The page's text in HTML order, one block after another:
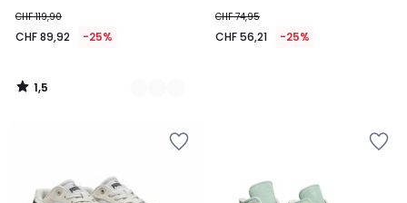
CHF 119,90
CHF 89,92 -25%
1,5
/
CHF 74,95
CHF 56,21 -25%